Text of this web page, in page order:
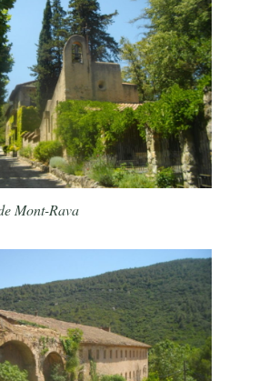
Mont-Rava